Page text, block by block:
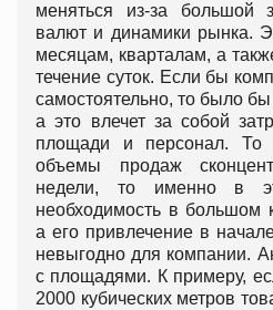
меняться из-за большой
валют и динамики рынка.
месяцам, кварталам, а
течение суток. Если бы
самостоятельно, то было
а это влечет за собой
площади и персонал. То
объемы продаж
недели, то именно в
необходимость в большом
а его привлечение в
невыгодно для компании.
с площадями. К примеру,
2000 кубических метров